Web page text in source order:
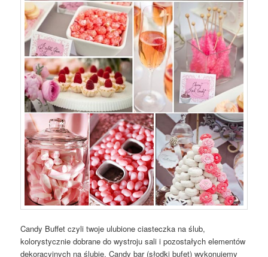
Candy Buffet czyli twoje ulubione ciasteczka na ślub,
kolorystycznie dobrane do wystroju sali i pozostałych elementów
dekoracyjnych na ślubie. Candy bar (słodki bufet) wykonujemy